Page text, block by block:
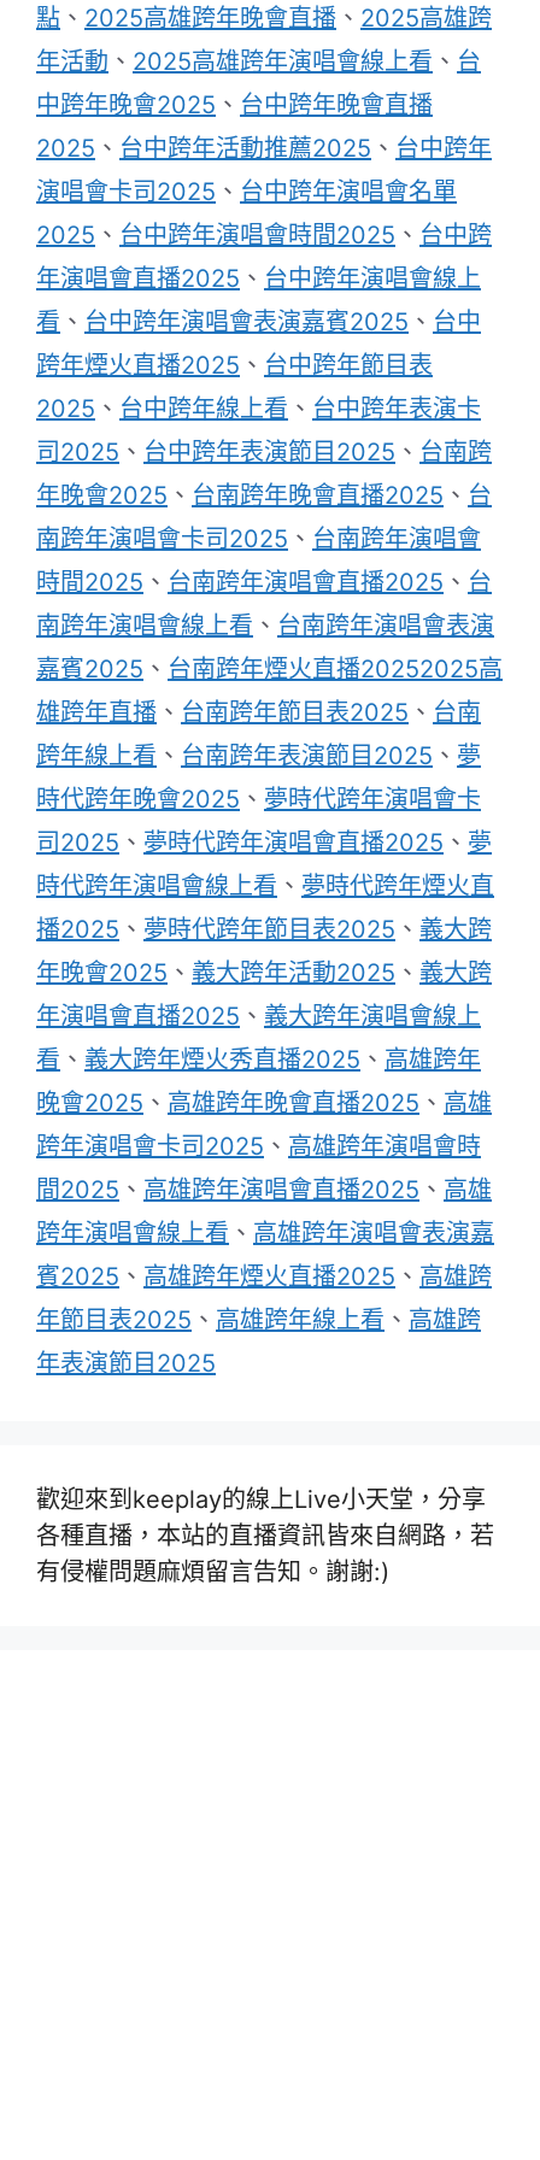
點 、 2025高雄跨年晚會直播 、 2025高雄跨
年活動 、 2025高雄跨年演唱會線上看 、 台
中跨年晚會2025 、 台中跨年晚會直播
2025 、 台中跨年活動推薦2025 、 台中跨年
演唱會卡司2025 、 台中跨年演唱會名單
2025 、 台中跨年演唱會時間2025 、 台中跨
年演唱會直播2025 、 台中跨年演唱會線上
看 、 台中跨年演唱會表演嘉賓2025 、 台中
跨年煙火直播2025 、 台中跨年節目表
2025 、 台中跨年線上看 、 台中跨年表演卡
司2025 、 台中跨年表演節目2025 、 台南跨
年晚會2025 、 台南跨年晚會直播2025 、 台
南跨年演唱會卡司2025 、 台南跨年演唱會
時間2025 、 台南跨年演唱會直播2025 、 台
南跨年演唱會線上看 、 台南跨年演唱會表演
嘉賓2025 、 台南跨年煙火直播20252025高
雄跨年直播 、 台南跨年節目表2025 、 台南
跨年線上看 、 台南跨年表演節目2025 、 夢
時代跨年晚會2025 、 夢時代跨年演唱會卡
司2025 、 夢時代跨年演唱會直播2025 、 夢
時代跨年演唱會線上看 、 夢時代跨年煙火直
播2025 、 夢時代跨年節目表2025 、 義大跨
年晚會2025 、 義大跨年活動2025 、 義大跨
年演唱會直播2025 、 義大跨年演唱會線上
看 、 義大跨年煙火秀直播2025 、 高雄跨年
晚會2025 、 高雄跨年晚會直播2025 、 高雄
跨年演唱會卡司2025 、 高雄跨年演唱會時
間2025 、 高雄跨年演唱會直播2025 、 高雄
跨年演唱會線上看 、 高雄跨年演唱會表演嘉
賓2025 、 高雄跨年煙火直播2025 、 高雄跨
年節目表2025 、 高雄跨年線上看 、 高雄跨
年表演節目2025
歡迎來到keeplay的線上Live小天堂，分享
各種直播，本站的直播資訊皆來自網路，若
有侵權問題麻煩留言告知。謝謝:)